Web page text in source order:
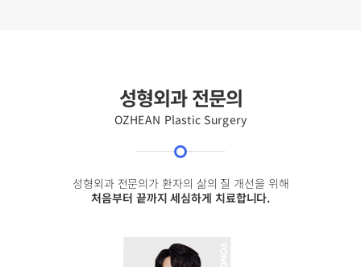
성형외과 전문의
OZHEAN Plastic Surgery
성형외과 전문의가 환자의 삶의 질 개선을 위해
처음부터 끝까지 세심하게 치료합니다.